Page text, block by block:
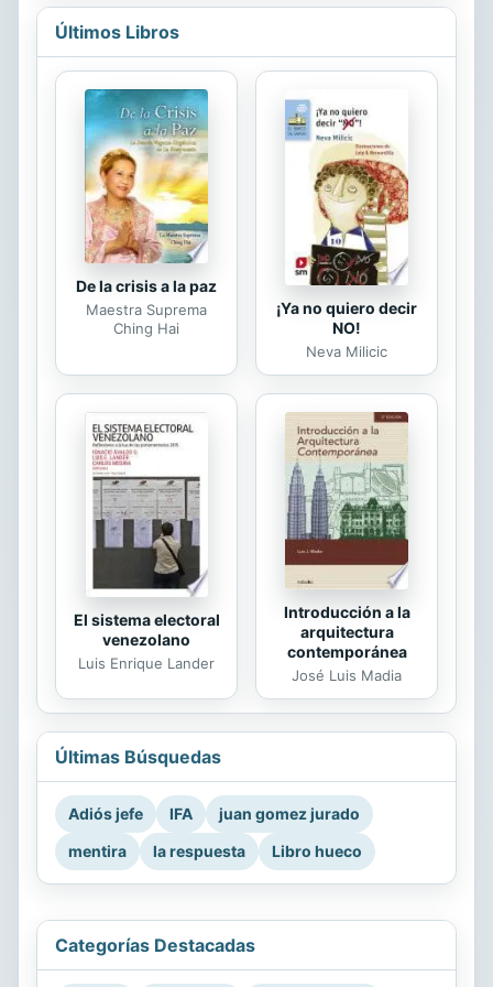
sobre algunas actitudes colectivas,
tales como el reconocimiento de la
de los deportistas nacionales más
laureados internacionalmente.
Últimos Libros
De la crisis a la paz
Maestra Suprema
Ching Hai
¡Ya no quiero decir
NO!
Neva Milicic
El sistema electoral
venezolano
Luis Enrique Lander
Introducción a la
arquitectura
contemporánea
José Luis Madia
Últimas Búsquedas
Adiós jefe IFA
juan gomez jurado
mentira
la respuesta Libro hueco
Categorías Destacadas